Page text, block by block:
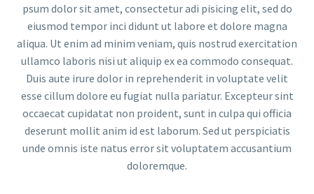
psum dolor sit amet, consectetur adi pisicing elit, sed do
eiusmod tempor inci didunt ut labore et dolore magna
aliqua. Ut enim ad minim veniam, quis nostrud exercitation
ullamco laboris nisi ut aliquip ex ea commodo consequat.
Duis aute irure dolor in reprehenderit in voluptate velit
esse cillum dolore eu fugiat nulla pariatur. Excepteur sint
occaecat cupidatat non proident, sunt in culpa qui officia
deserunt mollit anim id est laborum. Sed ut perspiciatis
unde omnis iste natus error sit voluptatem accusantium
doloremque.